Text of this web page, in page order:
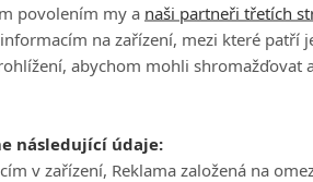
povolením my a naši partneři třetích
na zařízení, mezi které patří
abychom mohli shromažďovat
následující údaje:
v zařízení, Reklama založená na